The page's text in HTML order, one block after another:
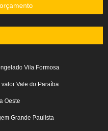
Vila Formosa
Vale do Paraíba
Oeste
Grande Paulista